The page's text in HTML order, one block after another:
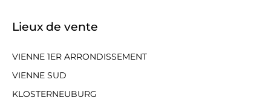
Lieux de vente
VIENNE 1ER ARRONDISSEMENT
VIENNE SUD
KLOSTERNEUBURG